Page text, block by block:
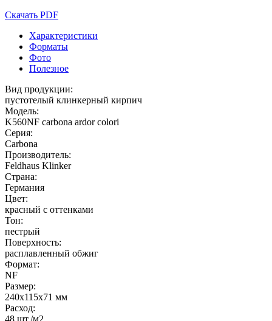
Скачать PDF
Характеристики
Форматы
Фото
Полезное
Вид продукции:
пустотелый клинкерный кирпич
Модель:
K560NF carbona ardor colori
Серия:
Carbona
Производитель:
Feldhaus Klinker
Страна:
Германия
Цвет:
красный с оттенками
Тон:
пестрый
Поверхность:
расплавленный обжиг
Формат:
NF
Размер:
240х115х71 мм
Расход:
48 шт./м2